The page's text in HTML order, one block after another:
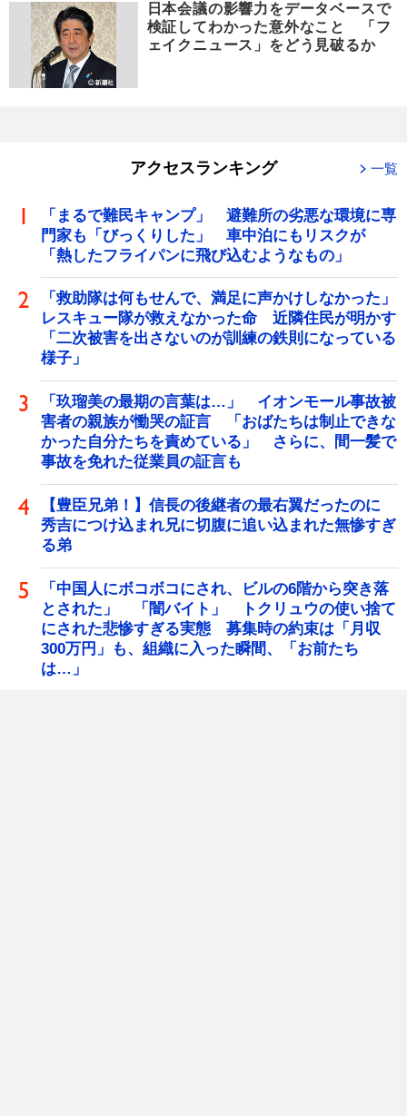
日本会議の影響力をデータベースで
検証してわかった意外なこと 「フ
ェイクニュース」をどう見破るか
アクセスランキング 一覧
「まるで難民キャンプ」 避難所の劣悪な環境に専
門家も「びっくりした」 車中泊にもリスクが
「熱したフライパンに飛び込むようなもの」
「救助隊は何もせんで、満足に声かけしなかった」
レスキュー隊が救えなかった命 近隣住民が明かす
「二次被害を出さないのが訓練の鉄則になっている
様子」
「玖瑠美の最期の言葉は…」 イオンモール事故被
害者の親族が慟哭の証言 「おばたちは制止できな
かった自分たちを責めている」 さらに、間一髪で
事故を免れた従業員の証言も
【豊臣兄弟！】信長の後継者の最右翼だったのに
秀吉につけ込まれ兄に切腹に追い込まれた無惨すぎ
る弟
「中国人にボコボコにされ、ビルの6階から突き落
とされた」 「闇バイト」 トクリュウの使い捨て
にされた悲惨すぎる実態 募集時の約束は「月収
300万円」も、組織に入った瞬間、「お前たち
は…」